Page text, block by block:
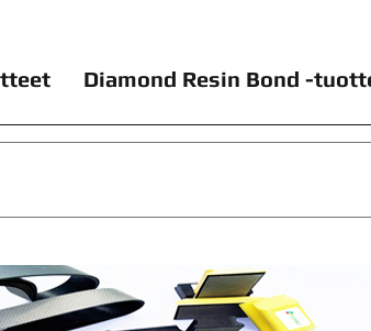
Diamond Resin Bond -